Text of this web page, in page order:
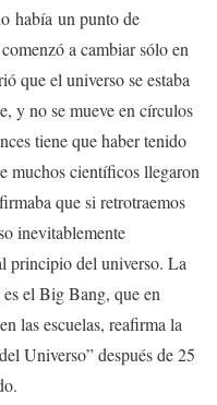
había un punto de
a cambiar sólo en
que el universo se estaba
y no se mueve en círculos
tiene que haber tenido
muchos científicos llegaron
que si retrotraemos
inevitablemente
principio del universo. La
es el Big Bang, que en
las escuelas, reafirma la
Universo” después de 25